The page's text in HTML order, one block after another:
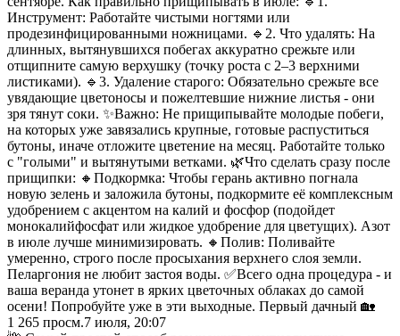
Инструмент: Работайте чистыми ногтями или
продезинфицированными ножницами. 🔹2. Что удалять: На
длинных, вытянувшихся побегах аккуратно срежьте или
отщипните самую верхушку (точку роста с 2–3 верхними
листиками). 🔹3. Удаление старого: Обязательно срежьте все
увядающие цветоносы и пожелтевшие нижние листья - они
зря тянут соки. ✨Важно: Не прищипывайте молодые побеги,
на которых уже завязались крупные, готовые распуститься
бутоны, иначе отложите цветение на месяц. Работайте только
с "голыми" и вытянутыми ветками. 🌿Что сделать сразу после
прищипки: 🔸Подкормка: Чтобы герань активно погнала
новую зелень и заложила бутоны, подкормите её комплексным
удобрением с акцентом на калий и фосфор (подойдет
монокалийфосфат или жидкое удобрение для цветущих). Азот
в июле лучше минимизировать. 🔸Полив: Поливайте
умеренно, строго после просыхания верхнего слоя земли.
Пеларгония не любит застоя воды. ✅Всего одна процедура - и
ваша веранда утонет в ярких цветочных облаках до самой
осени! Попробуйте уже в эти выходные. Первый дачный 🏡
1 265 просм.7 июля, 20:07